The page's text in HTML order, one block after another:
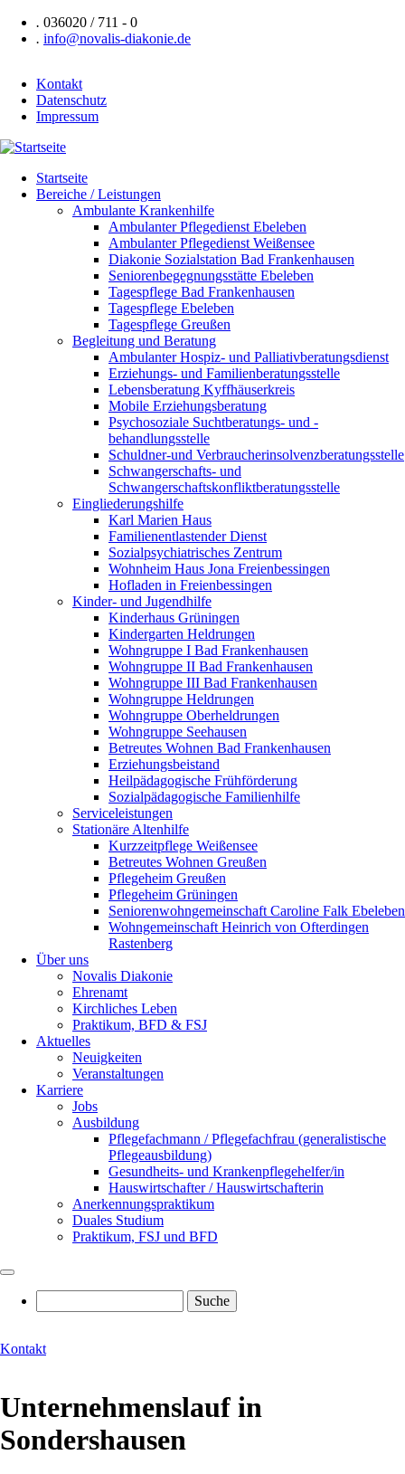
Direkt
zum
. 036020 / 711 - 0
. info@novalis-diakonie.de
Header
Navigation
Kontakt
Datenschutz
Impressum
Hauptnavigation
Startseite
Bereiche / Leistungen
Ambulante Krankenhilfe
Ambulanter Pflegedienst Ebeleben
Ambulanter Pflegedienst Weißensee
Diakonie Sozialstation Bad Frankenhausen
Seniorenbegegnungsstätte Ebeleben
Tagespflege Bad Frankenhausen
Tagespflege Ebeleben
Tagespflege Greußen
Begleitung und Beratung
Ambulanter Hospiz- und Palliativberatungsdienst
Erziehungs- und Familienberatungsstelle
Lebensberatung Kyffhäuserkreis
Mobile Erziehungsberatung
Psychosoziale Suchtberatungs- und -
behandlungsstelle
Schuldner-und Verbraucherinsolvenzberatungsstelle
Schwangerschafts- und
Schwangerschaftskonfliktberatungsstelle
Eingliederungshilfe
Karl Marien Haus
Familienentlastender Dienst
Sozialpsychiatrisches Zentrum
Wohnheim Haus Jona Freienbessingen
Hofladen in Freienbessingen
Kinder- und Jugendhilfe
Kinderhaus Grüningen
Kindergarten Heldrungen
Wohngruppe I Bad Frankenhausen
Wohngruppe II Bad Frankenhausen
Wohngruppe III Bad Frankenhausen
Wohngruppe Heldrungen
Wohngruppe Oberheldrungen
Wohngruppe Seehausen
Betreutes Wohnen Bad Frankenhausen
Erziehungsbeistand
Heilpädagogische Frühförderung
Sozialpädagogische Familienhilfe
Serviceleistungen
Stationäre Altenhilfe
Kurzzeitpflege Weißensee
Betreutes Wohnen Greußen
Pflegeheim Greußen
Pflegeheim Grüningen
Seniorenwohngemeinschaft Caroline Falk Ebeleben
Wohngemeinschaft Heinrich von Ofterdingen
Rastenberg
Über uns
Novalis Diakonie
Ehrenamt
Kirchliches Leben
Praktikum, BFD & FSJ
Aktuelles
Neuigkeiten
Veranstaltungen
Karriere
Jobs
Ausbildung
Pflegefachmann / Pflegefachfrau (generalistische
Pflegeausbildung)
Gesundheits- und Krankenpflegehelfer/in
Hauswirtschafter / Hauswirtschafterin
Anerkennungspraktikum
Duales Studium
Praktikum, FSJ und BFD
Kontakt
Unternehmenslauf in
Sondershausen